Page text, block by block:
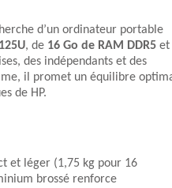
d’un ordinateur portable
, de 16 Go de RAM DDR5 et
des indépendants et des
il promet un équilibre
de HP.
et léger (1,75 kg pour 16
brossé renforce